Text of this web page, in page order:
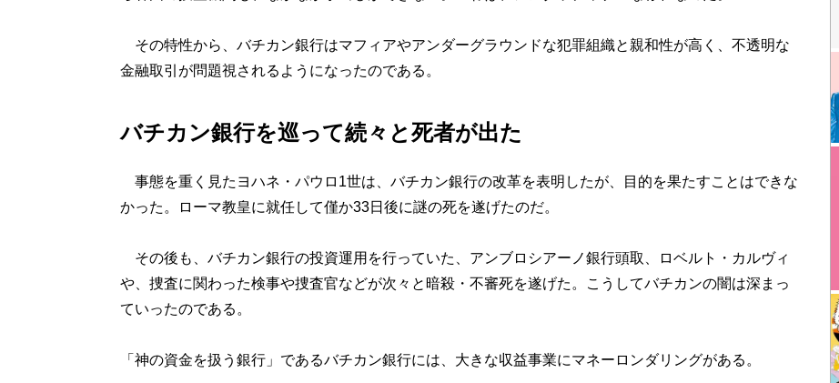
その特性から、バチカン銀行はマフィアやアンダーグラウンドな犯罪組織と親和性が高く、不透明な
金融取引が問題視されるようになったのである。
バチカン銀行を巡って続々と死者が出た
事態を重く見たヨハネ・パウロ1世は、バチカン銀行の改革を表明したが、目的を果たすことはできな
かった。ローマ教皇に就任して僅か33日後に謎の死を遂げたのだ。
その後も、バチカン銀行の投資運用を行っていた、アンブロシアーノ銀行頭取、ロベルト・カルヴィ
や、捜査に関わった検事や捜査官などが次々と暗殺・不審死を遂げた。こうしてバチカンの闇は深まっ
ていったのである。
「神の資金を扱う銀行」であるバチカン銀行には、大きな収益事業にマネーロンダリングがある。